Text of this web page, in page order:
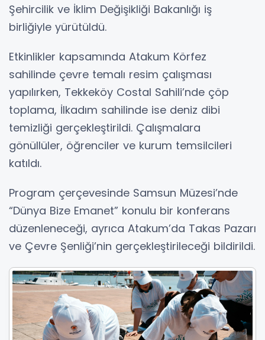
Şehircilik ve İklim Değişikliği Bakanlığı iş
birliğiyle yürütüldü.
Etkinlikler kapsamında Atakum Körfez
sahilinde çevre temalı resim çalışması
yapılırken, Tekkeköy Costal Sahili’nde çöp
toplama, İlkadım sahilinde ise deniz dibi
temizliği gerçekleştirildi. Çalışmalara
gönüllüler, öğrenciler ve kurum temsilcileri
katıldı.
Program çerçevesinde Samsun Müzesi’nde
“Dünya Bize Emanet” konulu bir konferans
düzenleneceği, ayrıca Atakum’da Takas Pazarı
ve Çevre Şenliği’nin gerçekleştirileceği bildirildi.